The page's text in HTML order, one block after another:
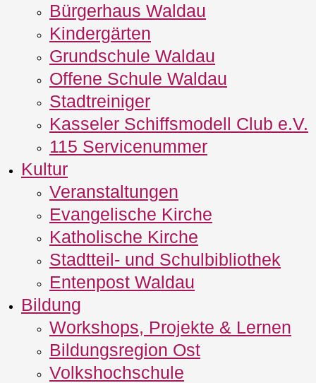
Bürgerhaus Waldau
Kindergärten
Grundschule Waldau
Offene Schule Waldau
Stadtreiniger
Kasseler Schiffsmodell Club e.V.
115 Servicenummer
Kultur
Veranstaltungen
Evangelische Kirche
Katholische Kirche
Stadtteil- und Schulbibliothek
Entenpost Waldau
Bildung
Workshops, Projekte & Lernen
Bildungsregion Ost
Volkshochschule